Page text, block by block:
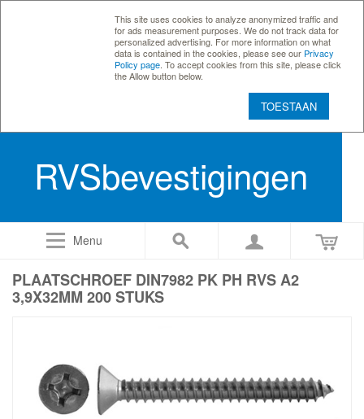
This site uses cookies to analyze anonymized traffic and
for ads measurement purposes. We do not track data for
personalized advertising. For more information on what
data is contained in the cookies, please see our Privacy
Policy page . To accept cookies from this site, please click
the Allow button below.
TOESTAAN
RVSbevestigingen
Menu
PLAATSCHROEF DIN7982 PK PH RVS A2
3,9X32MM 200 STUKS